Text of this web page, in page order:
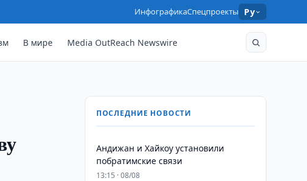
ИнфографикаСпецпроекты Ру
В мире Media OutReach Newswire
ПОСЛЕДНИЕ НОВОСТИ
Андижан и Хайкоу установили
побратимские связи
13:15 · 08/08